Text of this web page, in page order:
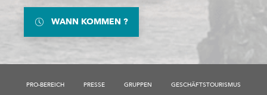
WANN KOMMEN ?
PRO-BEREICH PRESSE GRUPPEN GESCHÄFTSTOURISMUS